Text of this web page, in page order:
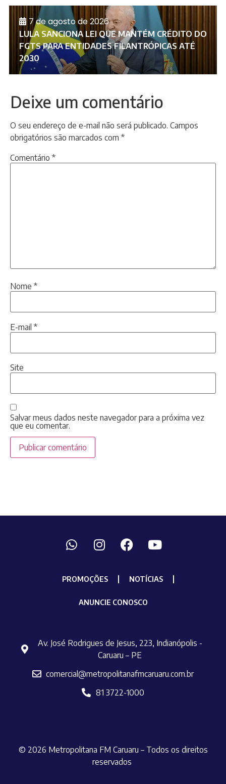
7 de agosto de 2026
LULA SANCIONA LEI QUE MANTÉM CRÉDITO DO
FGTS PARA ENTIDADES FILANTRÓPICAS ATÉ
2030
Deixe um comentário
O seu endereço de e-mail não será publicado. Campos
obrigatórios são marcados com *
Comentário *
Nome *
E-mail *
Site
Salvar meus dados neste navegador para a próxima vez
que eu comentar.
PROMOÇÕES NOTÍCIAS
ANUNCIE CONOSCO
Av. José Rodrigues de Jesus, 223, Indianópolis -
Caruaru – PE
comercial@metropolitanafmcaruaru.com.br
81 3722-1000
© 2026 Metropolitana FM Caruaru – Todos os direitos
reservados